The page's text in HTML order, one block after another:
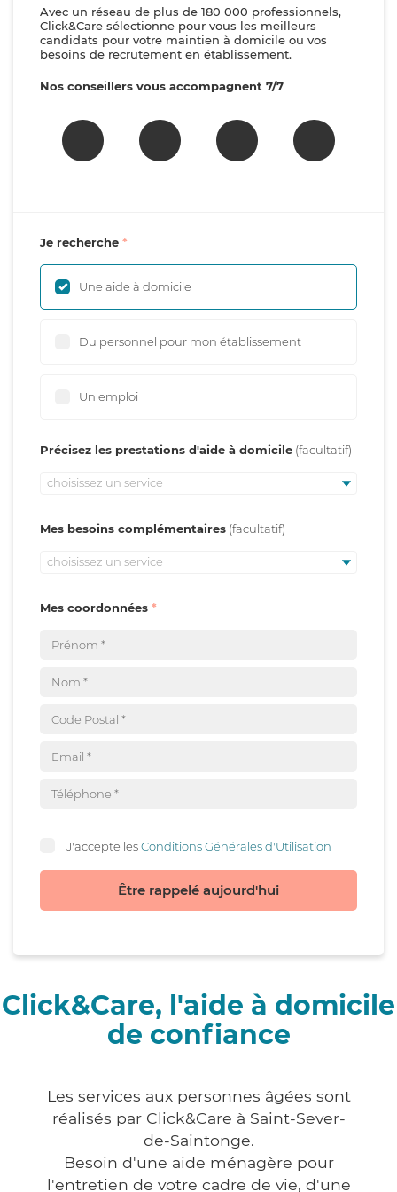
Avec un réseau de plus de 180 000 professionnels,
Click&Care sélectionne pour vous les meilleurs
candidats pour votre maintien à domicile ou vos
besoins de recrutement en établissement.
Nos conseillers vous accompagnent 7/7
Je recherche
Une aide à domicile
Du personnel pour mon établissement
Un emploi
Précisez les prestations d'aide à domicile
choisissez un service
Mes besoins complémentaires
choisissez un service
Mes coordonnées
J'accepte lesConditions Générales d'Utilisation
Être rappelé aujourd'hui
Click&Care, l'aide à domicile
de confiance
Les services aux personnes âgées sont
réalisés par Click&Care à Saint-Sever-
de-Saintonge.
Besoin d'une aide ménagère pour
l'entretien de votre cadre de vie, d'une